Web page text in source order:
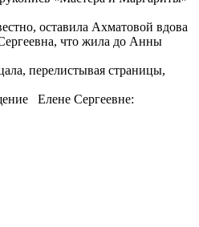
оставила Ахматовой вдова
что жила до Анны
перелистывая страницы,
Елене Сергеевне: